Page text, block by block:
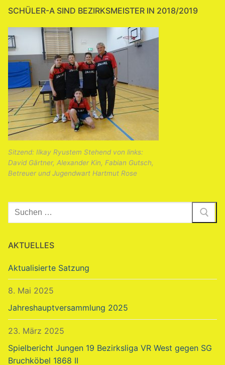
SCHÜLER-A SIND BEZIRKSMEISTER IN 2018/2019
Sitzend: Ilkay Ryustem Stehend von links:
David Gärtner, Alexander Kin, Fabian Gutsch,
Betreuer und Jugendwart Hartmut Rose
Suchen
AKTUELLES
Aktualisierte Satzung
8. Mai 2025
Jahreshauptversammlung 2025
23. März 2025
Spielbericht Jungen 19 Bezirksliga VR West gegen SG
Bruchköbel 1868 II